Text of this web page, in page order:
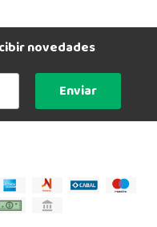
novedades
Enviar